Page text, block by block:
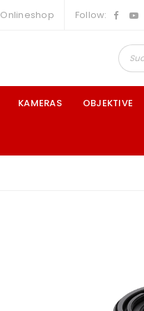
Onlineshop Follow:
KAMERAS OBJEKTIVE